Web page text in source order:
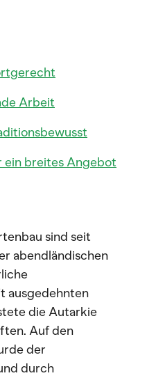
Arbeit
ein breites Angebot
sind seit
abendländischen
ausgedehnten
die Autarkie
Auf den
der
durch